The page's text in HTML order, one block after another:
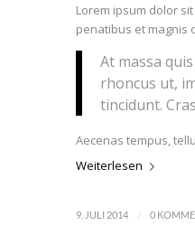
Lorem ipsum dolor
penatibus et magnis
At massa
rhoncus ut,
tincidunt.
Aecenas tempus,
Weiterlesen
9. JULI 2014 / 0